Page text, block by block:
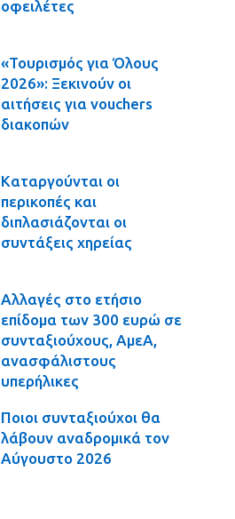
οφειλέτες
«Τουρισμός για Όλους
2026»: Ξεκινούν οι
αιτήσεις για vouchers
διακοπών
Καταργούνται οι
περικοπές και
διπλασιάζονται οι
συντάξεις χηρείας
Αλλαγές στο ετήσιο
επίδομα των 300 ευρώ σε
συνταξιούχους, ΑμεΑ,
ανασφάλιστους
υπερήλικες
Ποιοι συνταξιούχοι θα
λάβουν αναδρομικά τον
Αύγουστο 2026